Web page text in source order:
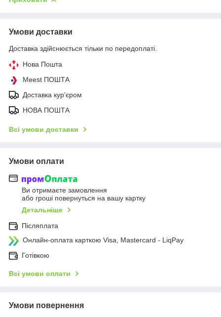
Умови доставки
Доставка здійснюється тільки по передоплаті.
Нова Пошта
Meest ПОШТА
Доставка кур'єром
НОВА ПОШТА
Всі умови доставки
Умови оплати
Ви отримаєте замовлення
або гроші повернуться на вашу картку
Детальніше
Післяплата
Онлайн-оплата карткою Visa, Mastercard - LiqPay
Готівкою
Всі умови оплати
Умови повернення